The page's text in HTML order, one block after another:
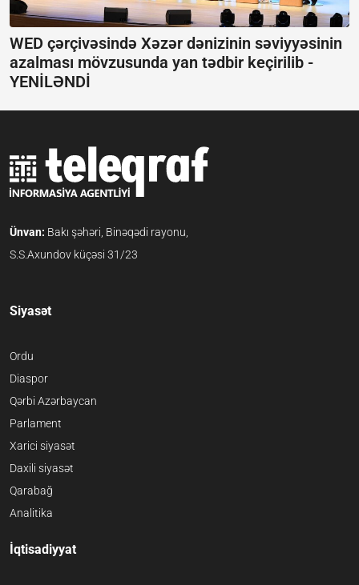
WED çərçivəsində Xəzər dənizinin səviyyəsinin
azalması mövzusunda yan tədbir keçirilib -
YENİLƏNDİ
Ünvan: Bakı şəhəri, Binəqədi rayonu,
S.S.Axundov küçəsi 31/23
Siyasət
Ordu
Diaspor
Qərbi Azərbaycan
Parlament
Xarici siyasət
Daxili siyasət
Qarabağ
Analitika
İqtisadiyyat